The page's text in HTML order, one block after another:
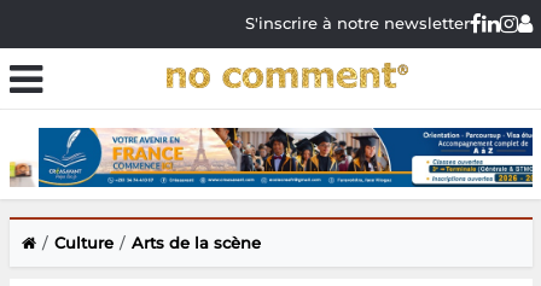
S'inscrire à notre newsletter
Culture Arts de la scène